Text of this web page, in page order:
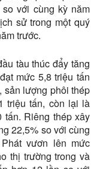
với cùng kỳ năm
sử trong một quý
trước.
tàu thúc đẩy tăng
mức 5,8 triệu tấn
sản lượng phôi thép
triệu tấn, còn lại là
tấn. Riêng thép xây
22,5% so với cùng
vươn lên mức
thị trường trong và